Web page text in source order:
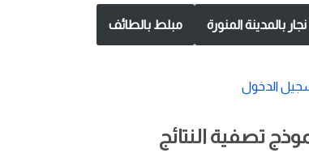
نجار بالمدينة المنورة مبلط بالطائف
الدخول
تصفية النتائج